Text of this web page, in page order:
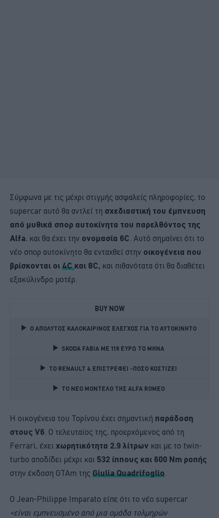
Σύμφωνα με τις μέχρι στιγμής ασφαλείς πληροφορίες, το
supercar αυτό θα αντλεί τη σχεδιαστική του έμπνευση
από μυθικά σπορ αυτοκίνητα του παρελθόντος της
Alfa, και θα έχει την ονομασία 6C . Αυτό σημαίνει ότι το
νέο σπορ αυτοκίνητο θα ενταχθεί στην οικογένεια που
βρίσκονται οι 4C και 8C, και πιθανότατα ότι θα διαθέτει
εξακύλινδρο μοτέρ.
BUY NOW
Ο ΑΠΟΛΥΤΟΣ ΚΑΛΟΚΑΙΡΙΝΟΣ ΕΛΕΓΧΟΣ ΓΙΑ ΤΟ ΑΥΤΟΚΙΝΗΤΟ
SKODA FABIA ME 119 ΕΥΡΩ ΤΟ ΜΗΝΑ
TO RENAULT 4 ΕΠΙΣΤΡΕΦΕΙ -ΠΟΣΟ ΚΟΣΤΙΖΕΙ
TO NEO MONTΕΛΟ ΤΗΣ ALFA ROMEO
Η οικογένεια του Τορίνου έχει σημαντική παράδοση
στους V6 . Ο τελευταίος της, προερχόμενος από τη
Ferrari, έχει χωρητικότητα 2.9 λίτρων και με το twin-
turbo αποδίδει μέχρι και 532 ίππους και 600 Nm ροπής
στην έκδοση GTAm της Giulia Quadrifoglio
Ο Jean-Philippe Imparato είπε ότι το νέο supercar
«είναι εμπνευσμένο από μια ομάδα τολμηρών